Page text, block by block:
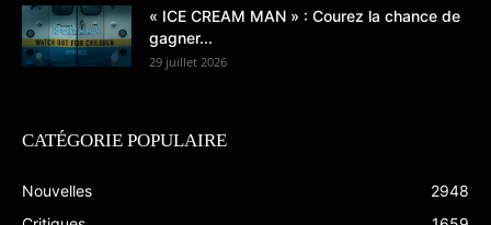
« ICE CREAM MAN » : Courez la chance de
gagner...
29 juillet 2026
CATÉGORIE POPULAIRE
Nouvelles
2948